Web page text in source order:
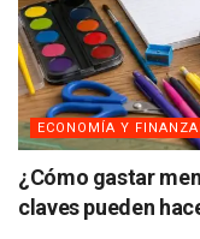
ECONOMÍA Y
¿Cómo gastar
claves pueden